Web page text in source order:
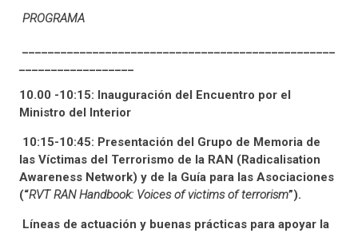
PROGRAMA
10.00 -10:15: Inauguración del Encuentro por el
Ministro del Interior
10:15-10:45: Presentación del Grupo de Memoria de
las Víctimas del Terrorismo de la RAN (Radicalisation
Awareness Network) y de la Guía para las Asociaciones
(“RVT RAN Handbook: Voices of victims of terrorism”).
Líneas de actuación y buenas prácticas para apoyar la